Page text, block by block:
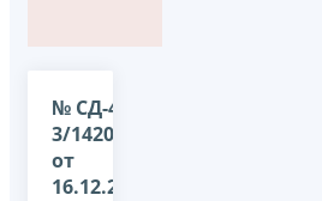
№ СД-4-
3/14204@
от
16.12.2024